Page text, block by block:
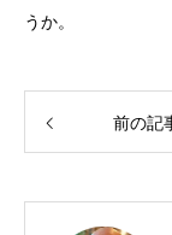
うか。
前の記